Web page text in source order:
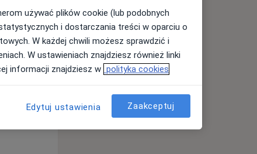
używać plików cookie (lub podobnych
i dostarczania treści w oparciu o
W każdej chwili możesz sprawdzić i
W ustawieniach znajdziesz również linki
informacji znajdziesz w polityka cookies
Edytuj ustawienia Zaakceptuj